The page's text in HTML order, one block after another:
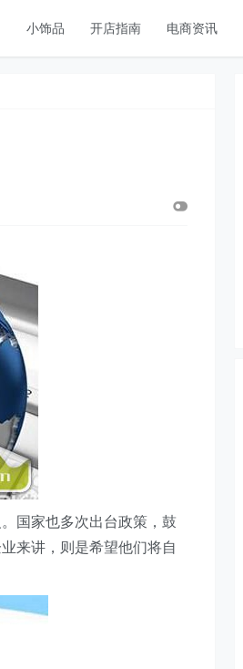
小饰品 开店指南 电商资讯
国家也多次出台政策，鼓
来讲，则是希望他们将自